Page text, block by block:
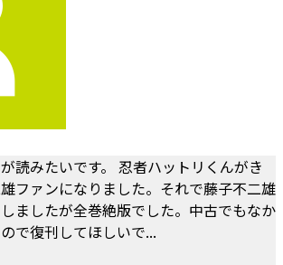
読みたいです。 忍者ハットリくんがき
ファンになりました。それで藤子不二雄
ましたが全巻絶版でした。中古でもなか
で復刊してほしいで...